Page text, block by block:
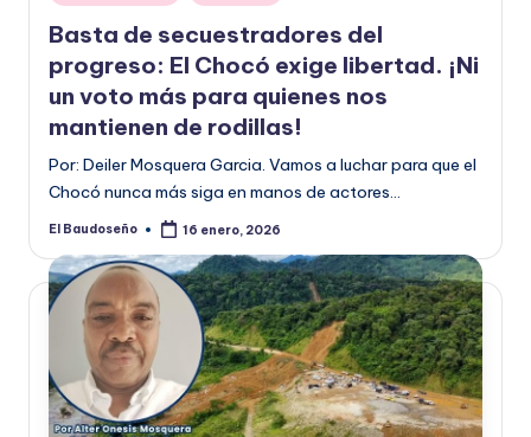
en
Basta de secuestradores del
progreso: El Chocó exige libertad. ¡Ni
un voto más para quienes nos
mantienen de rodillas!
Por: Deiler Mosquera Garcia. Vamos a luchar para que el
Chocó nunca más siga en manos de actores…
Publicado
El Baudoseño 16 enero, 2026